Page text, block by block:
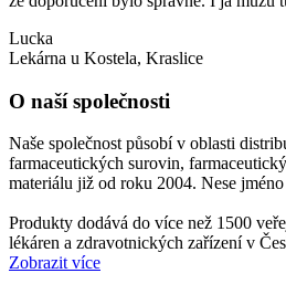
Lucka
Lekárna u Kostela, Kraslice
O naší společnosti
Naše společnost působí v oblasti
farmaceutických surovin,
materiálu již od roku 2004. Nese
Produkty dodává do více než 1500
lékáren a zdravotnických zařízení v
Zobrazit více